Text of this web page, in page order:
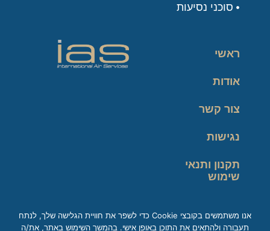
סוכני נסיעות
ראשי
אודות
צור קשר
נגישות
תקנון ותנאי
שימוש
אנו משתמשים בקובצי Cookie כדי לשפר את חוויית הגלישה שלך, לנתח
תעבורה ולהתאים את התוכן באופן אישי. בהמשך השימוש באתר, את/ה